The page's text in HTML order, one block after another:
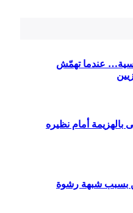
عندما تهمّش
بالهزيمة أمام نظيره
بسبب شبهة رشوة